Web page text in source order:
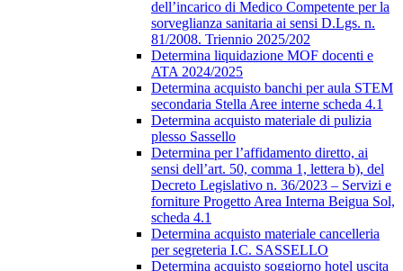
dell’incarico di Medico Competente per la
sorveglianza sanitaria ai sensi D.Lgs. n.
81/2008. Triennio 2025/202
Determina liquidazione MOF docenti e
ATA 2024/2025
Determina acquisto banchi per aula STEM
secondaria Stella Aree interne scheda 4.1
Determina acquisto materiale di pulizia
plesso Sassello
Determina per l’affidamento diretto, ai
sensi dell’art. 50, comma 1, lettera b), del
Decreto Legislativo n. 36/2023 – Servizi e
forniture Progetto Area Interna Beigua Sol,
scheda 4.1
Determina acquisto materiale cancelleria
per segreteria I.C. SASSELLO
Determina acquisto soggiorno hotel uscita